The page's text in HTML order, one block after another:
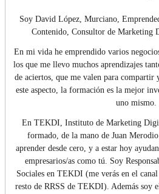
Soy David López, Murciano,
Contenido, Consultor de Marketing
En mi vida he emprendido varios
los que me llevo muchos aprendizajes
de aciertos, que me valen para compartir
este aspecto, la formación es la mejor
uno mismo.
En TEKDI, Instituto de Marketing
formado, de la mano de Juan
aprender desde cero, y a estar hoy
empresarios/as como tú. Soy
Sociales en TEKDI (me verás en el
resto de RRSS de TEKDI). Además soy